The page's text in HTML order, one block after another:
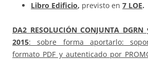
Libro Edificio, previsto en 7 LOE.
DA2 RESOLUCIÓN CONJUNTA
2015: sobre forma aportarlo:
formato PDF y autenticado por